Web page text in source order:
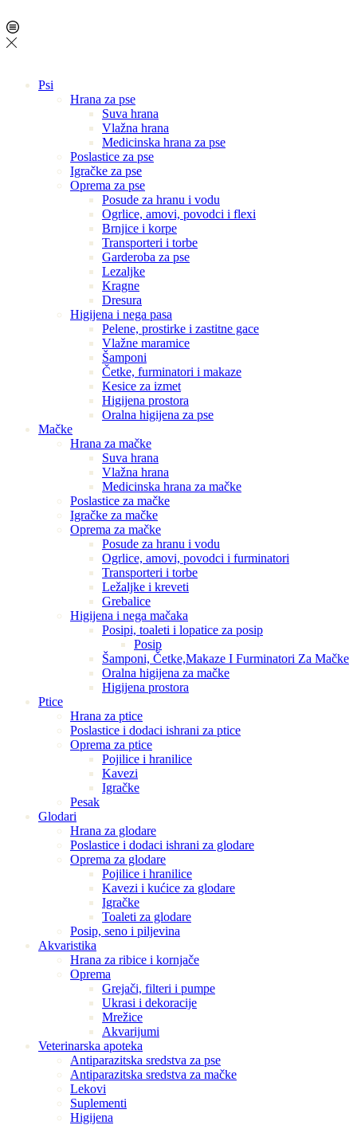
Psi
Hrana za pse
Suva hrana
Vlažna hrana
Medicinska hrana za pse
Poslastice za pse
Igračke za pse
Oprema za pse
Posude za hranu i vodu
Ogrlice, amovi, povodci i flexi
Brnjice i korpe
Transporteri i torbe
Garderoba za pse
Lezaljke
Kragne
Dresura
Higijena i nega pasa
Pelene, prostirke i zastitne gace
Vlažne maramice
Šamponi
Četke, furminatori i makaze
Kesice za izmet
Higijena prostora
Oralna higijena za pse
Mačke
Hrana za mačke
Suva hrana
Vlažna hrana
Medicinska hrana za mačke
Poslastice za mačke
Igračke za mačke
Oprema za mačke
Posude za hranu i vodu
Ogrlice, amovi, povodci i furminatori
Transporteri i torbe
Ležaljke i kreveti
Grebalice
Higijena i nega mačaka
Posipi, toaleti i lopatice za posip
Posip
Šamponi, Četke,Makaze I Furminatori Za Mačke
Oralna higijena za mačke
Higijena prostora
Ptice
Hrana za ptice
Poslastice i dodaci ishrani za ptice
Oprema za ptice
Pojilice i hranilice
Kavezi
Igračke
Pesak
Glodari
Hrana za glodare
Poslastice i dodaci ishrani za glodare
Oprema za glodare
Pojilice i hranilice
Kavezi i kućice za glodare
Igračke
Toaleti za glodare
Posip, seno i piljevina
Akvaristika
Hrana za ribice i kornjače
Oprema
Grejači, filteri i pumpe
Ukrasi i dekoracije
Mrežice
Akvarijumi
Veterinarska apoteka
Antiparazitska sredstva za pse
Antiparazitska sredstva za mačke
Lekovi
Suplementi
Higijena